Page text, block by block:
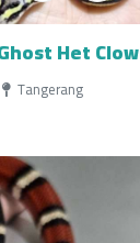
Het
Tangerang